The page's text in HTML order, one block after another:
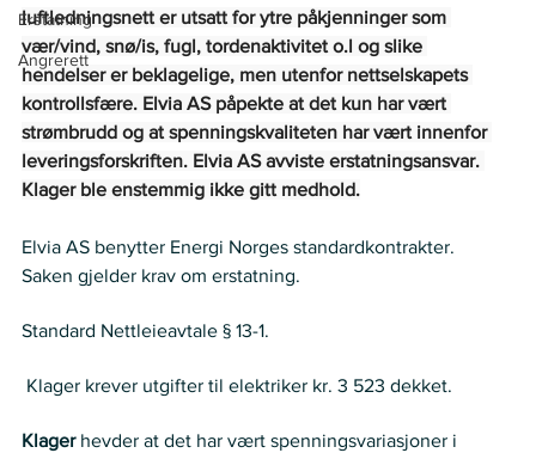
Erstatning
Angrerett
luftledningsnett er utsatt for ytre påkjenninger som
vær/vind, snø/is, fugl, tordenaktivitet o.l og slike
hendelser er beklagelige, men utenfor nettselskapets
kontrollsfære. Elvia AS påpekte at det kun har vært
strømbrudd og at spenningskvaliteten har vært innenfor
leveringsforskriften. Elvia AS avviste erstatningsansvar.
Klager ble enstemmig ikke gitt medhold.
Elvia AS benytter Energi Norges standardkontrakter.
Saken gjelder krav om erstatning.
Standard Nettleieavtale § 13-1.
Klager krever utgifter til elektriker kr. 3 523 dekket.
Klager hevder at det har vært spenningsvariasjoner i